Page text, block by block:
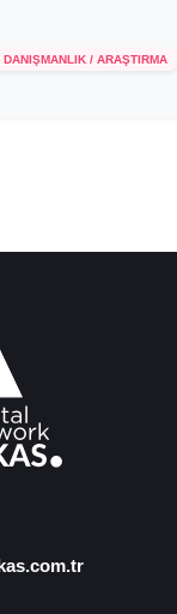
DANIŞMANLIK / ARAŞTIRMA